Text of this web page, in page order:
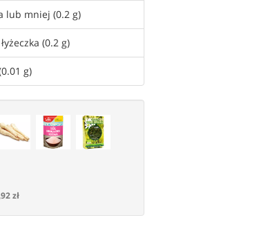
lub mniej (0.2 g)
(0.2 g)
g)
zł